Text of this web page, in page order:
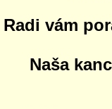
Radi vám
Naša